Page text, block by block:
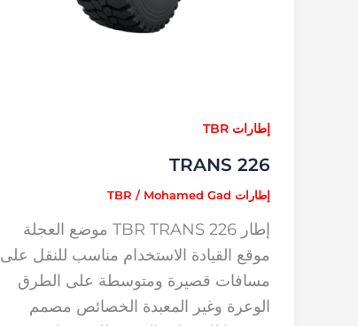
إطارات TBR
TRANS 226
إطارات TBR / Mohamed Gad
إطار TBR TRANS 226 موضع العجلة
موقع القيادة الاستخدام مناسب للنقل على
مسافات قصيرة ومتوسطة على الطرق
الوعرة وغير المعبدة الخصائص مصمم